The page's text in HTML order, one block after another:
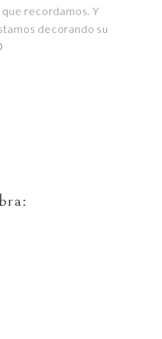
recordamos. Y
decorando su